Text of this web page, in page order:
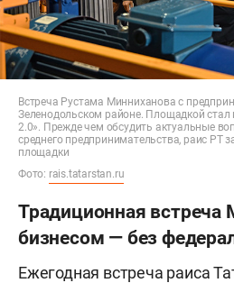
Встреча Рустама Минниханова с
Зеленодольском районе. Площадкой
2.0». Прежде чем обсудить актуальные
среднего предпринимательства, раис РТ
площадки
Фото: rais.tatarstan.ru
Традиционная встреча
бизнесом — без
Ежегодная встреча раиса